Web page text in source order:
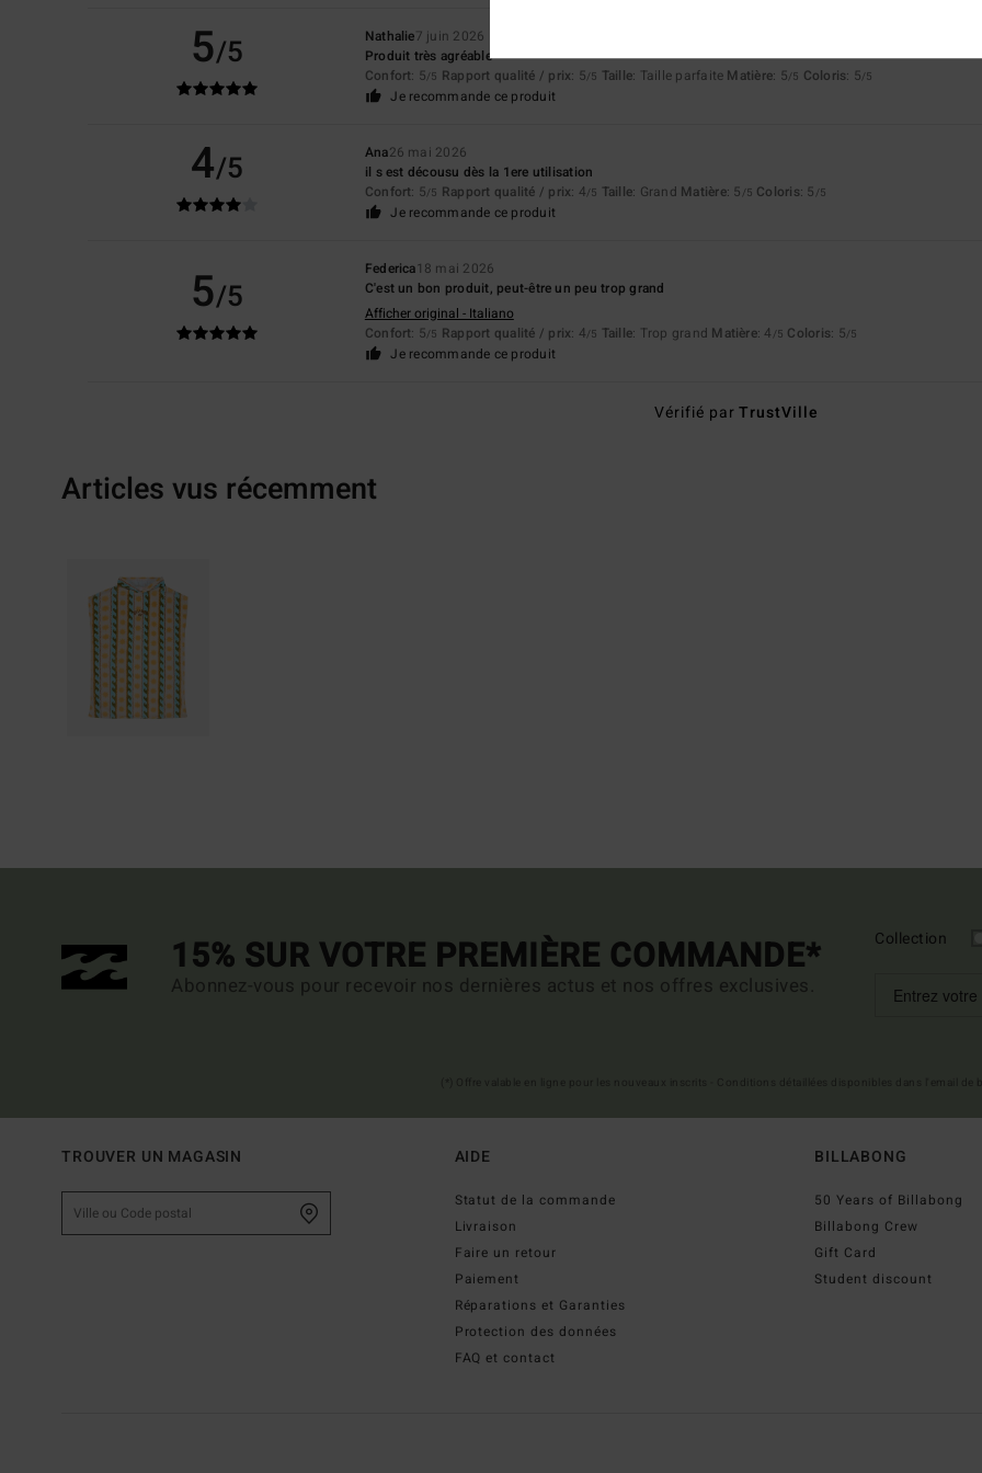
5/5 Nathalie7 juin 2026
Produit très agréable
Confort: 5/5 Rapport qualité / prix: 5/5 Taille: Taille parfaite Matière: 5/5 Coloris: 5/5
Je recommande ce produit
4/5 Ana26 mai 2026
il s est décousu dès la 1ere utilisation
Confort: 5/5 Rapport qualité / prix: 4/5 Taille: Grand Matière: 5 /5 Coloris: 5 /5
Je recommande ce produit
5/5
Federica18 mai 2026
C'est un bon produit, peut-être un peu trop grand
Afficher original - Italiano
Confort: 5/5 Rapport qualité / prix: 4/5 Taille: Trop grand Matière: 4 /5 Coloris: 5/5
Je recommande ce produit
Vérifié parTrustVille
Articles vus récemment
15% SUR VOTRE PREMIÈRE COMMANDE*
Abonnez-vous pour recevoir nos dernières actus et nos offres exclusives.
Collection
TROUVER UN MAGASIN AIDE
Statut de la commande
Livraison
Faire un retour
Paiement
Réparations et Garanties
Protection des données
FAQ et contact
BILLABONG
50 Years of Billabong
Billabong Crew
Gift Card
Student discount